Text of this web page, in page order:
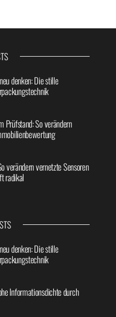
denken: Die stille
Prüfstand: So verändern
verändern vernetzte Sensoren
radikal
denken: Die stille
Informationsdichte durch